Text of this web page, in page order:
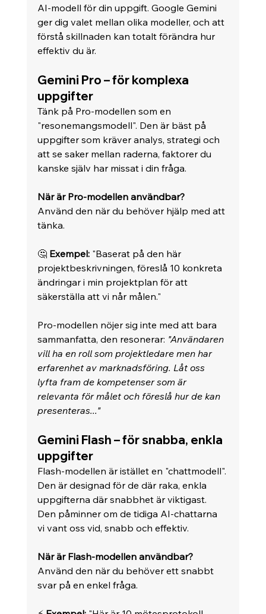
AI-modell för din uppgift. Google Gemini
ger dig valet mellan olika modeller, och att
förstå skillnaden kan totalt förändra hur
effektiv du är.
Gemini Pro – för komplexa
uppgifter
Tänk på Pro-modellen som en
"resonemangsmodell". Den är bäst på
uppgifter som kräver analys, strategi och
att se saker mellan raderna, faktorer du
kanske själv har missat i din fråga.
När är Pro-modellen användbar?
Använd den när du behöver hjälp med att
tänka.
🤔 Exempel: "Baserat på den här
projektbeskrivningen, föreslå 10 konkreta
ändringar i min projektplan för att
säkerställa att vi når målen."
Pro-modellen nöjer sig inte med att bara
sammanfatta, den resonerar: "Användaren
vill ha en roll som projektledare men har
erfarenhet av marknadsföring. Låt oss
lyfta fram de kompetenser som är
relevanta för målet och föreslå hur de kan
presenteras..."
Gemini Flash – för snabba, enkla
uppgifter
Flash-modellen är istället en "chattmodell".
Den är designad för de där raka, enkla
uppgifterna där snabbhet är viktigast.
Den påminner om de tidiga AI-chattarna
vi vant oss vid, snabb och effektiv.
När är Flash-modellen användbar?
Använd den när du behöver ett snabbt
svar på en enkel fråga.